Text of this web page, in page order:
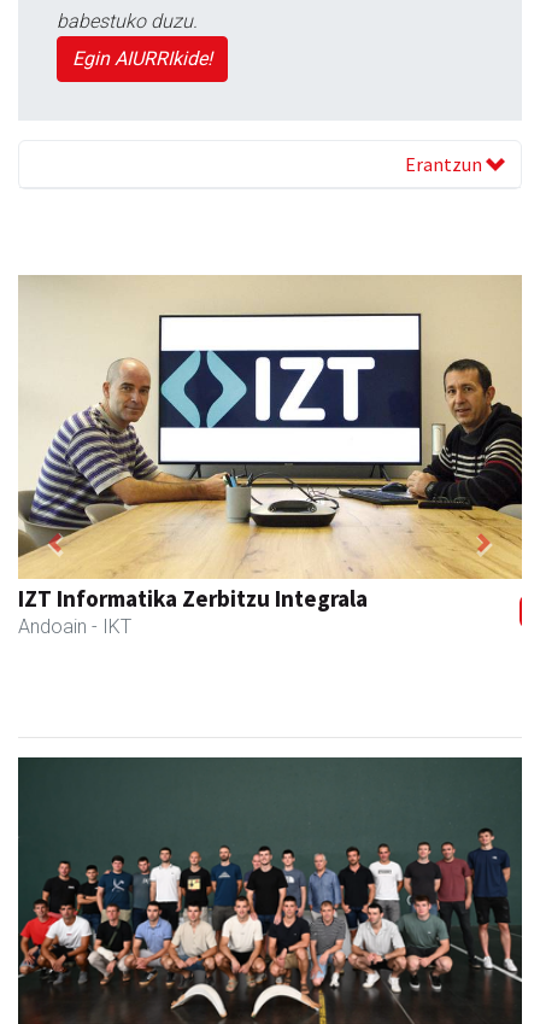
babestuko duzu.
Egin AIURRIkide!
Erantzun
IZT Informatika Zerbitzu Integrala
Andoain - IKT
Previous Next